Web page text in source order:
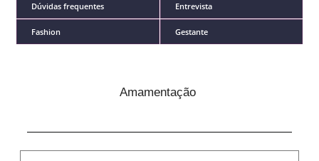
Dúvidas frequentes Entrevista
Fashion Gestante
Amamentação